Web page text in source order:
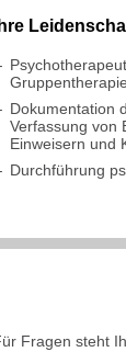
Ihre
Dokumentation
Verfassung von
Einweisern und
Durchführung
Fragen steht